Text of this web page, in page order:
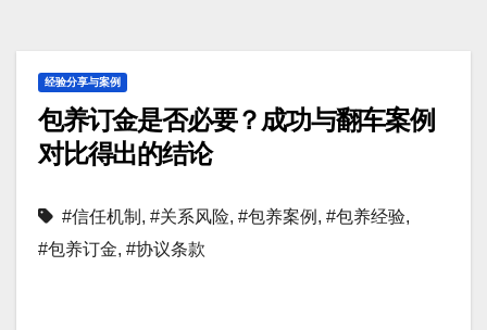
经验分享与案例
包养订金是否必要？成功与翻车案例
对比得出的结论
#信任机制 , #关系风险, #包养案例 , #包养经验,
#包养订金, #协议条款